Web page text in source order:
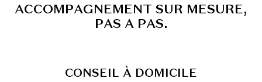
ACCOMPAGNEMENT SUR MESURE,
PAS A PAS.
CONSEIL À DOMICILE